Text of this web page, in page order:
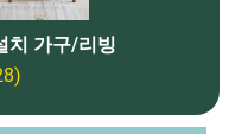
치 가구/리빙